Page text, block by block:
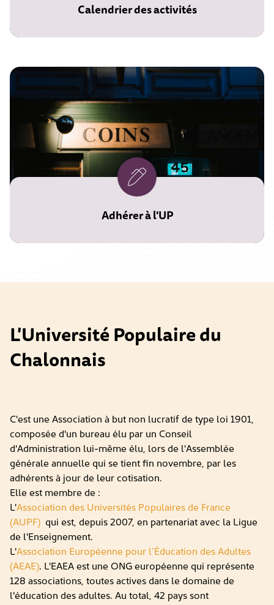
Calendrier des activités
Adhérer à l'UP
L'Université Populaire du
Chalonnais
C'est une Association à but non lucratif de type loi 1901,
composée d'un bureau élu par un Conseil
d'Administration lui-même élu, lors de l'Assemblée
générale annuelle qui se tient fin novembre, par les
adhérents à jour de leur cotisation.
Elle est membre de :
L'Association des Universités Populaires de France
(AUPF) qui est, depuis 2007, en partenariat avec la Ligue
de l'Enseignement.
L'Association Européenne pour l’Éducation des Adultes
(AEAE). L'EAEA est une ONG européenne qui représente
128 associations, toutes actives dans le domaine de
l'éducation des adultes. Au total, 42 pays sont